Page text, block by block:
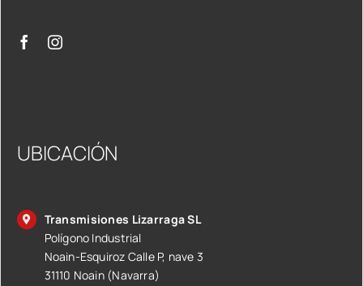
UBICACIÓN
Transmisiones Lizarraga SL
Polígono Industrial
Noain-Esquiroz Calle P, nave 3
31110 Noain (Navarra)